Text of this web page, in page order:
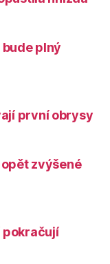
plný
první obrysy
zvýšené
pokračují